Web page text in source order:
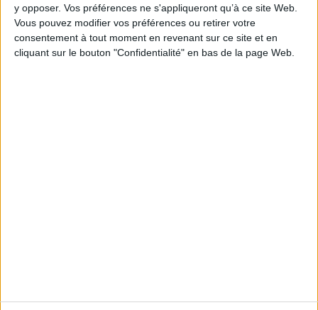
y opposer. Vos préférences ne s'appliqueront qu’à ce site Web.
Vous pouvez modifier vos préférences ou retirer votre
consentement à tout moment en revenant sur ce site et en
cliquant sur le bouton "Confidentialité" en bas de la page Web.
https://www.actusoins.com/350020/un-arrete-
precise-les-conditions-dexercice-des-formateurs-
en-ifsi.html#respond
Je sécurise mon activité